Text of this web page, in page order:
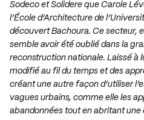
Sodeco et Solidere que Carole
l’École d’Architecture de
découvert Bachoura. Ce secteur,
semble avoir été oublié dans la
reconstruction nationale. Laissé à
modifié au fil du temps et des
créant une autre façon d’utiliser
vagues urbains, comme elle les
abandonnées tout en abritant